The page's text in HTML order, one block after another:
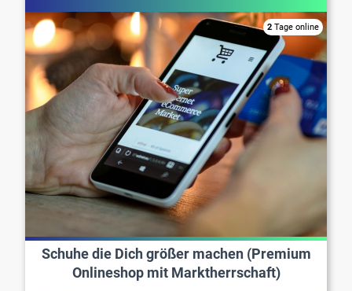
2 Tage online
Schuhe die Dich größer machen (Premium
Onlineshop mit Marktherrschaft)